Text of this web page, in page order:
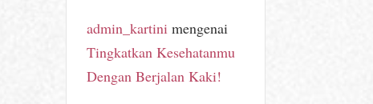
admin_kartinimengenai
Tingkatkan Kesehatanmu
Dengan Berjalan Kaki!